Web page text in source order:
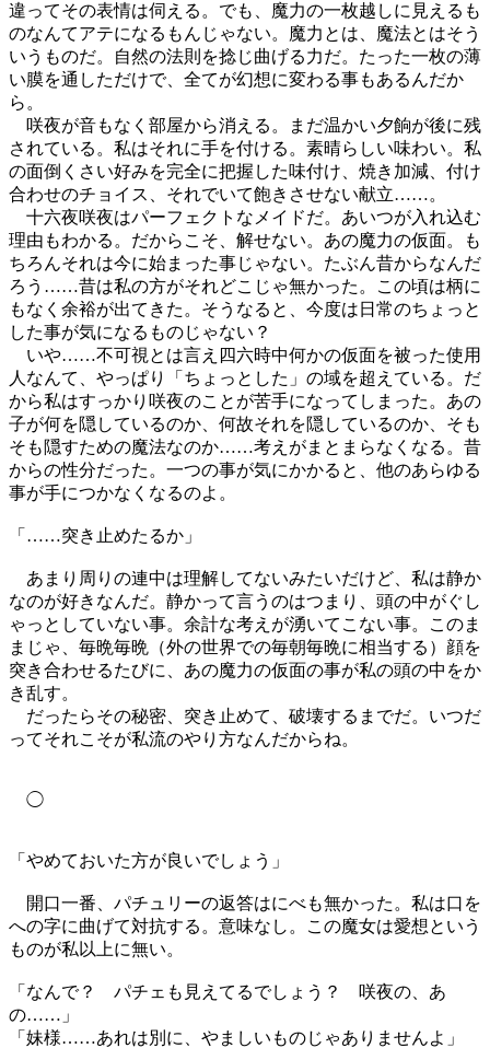
違ってその表情は伺える。でも、魔力の一枚越しに見えるも
のなんてアテになるもんじゃない。魔力とは、魔法とはそう
いうものだ。自然の法則を捻じ曲げる力だ。たった一枚の薄
い膜を通しただけで、全てが幻想に変わる事もあるんだか
ら。
咲夜が音もなく部屋から消える。まだ温かい夕餉が後に残
されている。私はそれに手を付ける。素晴らしい味わい。私
の面倒くさい好みを完全に把握した味付け、焼き加減、付け
合わせのチョイス、それでいて飽きさせない献立……。
十六夜咲夜はパーフェクトなメイドだ。あいつが入れ込む
理由もわかる。だからこそ、解せない。あの魔力の仮面。も
ちろんそれは今に始まった事じゃない。たぶん昔からなんだ
ろう……昔は私の方がそれどこじゃ無かった。この頃は柄に
もなく余裕が出てきた。そうなると、今度は日常のちょっと
した事が気になるものじゃない？
いや……不可視とは言え四六時中何かの仮面を被った使用
人なんて、やっぱり「ちょっとした」の域を超えている。だ
から私はすっかり咲夜のことが苦手になってしまった。あの
子が何を隠しているのか、何故それを隠しているのか、そも
そも隠すための魔法なのか……考えがまとまらなくなる。昔
からの性分だった。一つの事が気にかかると、他のあらゆる
事が手につかなくなるのよ。
「……突き止めたるか」
あまり周りの連中は理解してないみたいだけど、私は静か
なのが好きなんだ。静かって言うのはつまり、頭の中がぐし
ゃっとしていない事。余計な考えが湧いてこない事。このま
まじゃ、毎晩毎晩（外の世界での毎朝毎晩に相当する）顔を
突き合わせるたびに、あの魔力の仮面の事が私の頭の中をか
き乱す。
だったらその秘密、突き止めて、破壊するまでだ。いつだ
ってそれこそが私流のやり方なんだからね。
◯
「やめておいた方が良いでしょう」
開口一番、パチュリーの返答はにべも無かった。私は口を
への字に曲げて対抗する。意味なし。この魔女は愛想という
ものが私以上に無い。
「なんで？ パチェも見えてるでしょう？ 咲夜の、あ
の……」
「妹様……あれは別に、やましいものじゃありませんよ」